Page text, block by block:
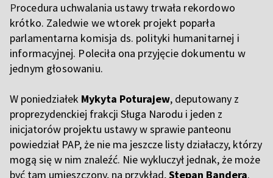
Procedura uchwalania ustawy trwała rekordowo
krótko. Zaledwie we wtorek projekt poparła
parlamentarna komisja ds. polityki humanitarnej i
informacyjnej. Poleciła ona przyjęcie dokumentu w
jednym głosowaniu.
W poniedziałek Mykyta Poturajew, deputowany z
proprezydenckiej frakcji Sługa Narodu i jeden z
inicjatorów projektu ustawy w sprawie panteonu
powiedział PAP, że nie ma jeszcze listy działaczy, którzy
mogą się w nim znaleźć. Nie wykluczył jednak, że może
być tam umieszczony, na przykład,Stepan Bandera.